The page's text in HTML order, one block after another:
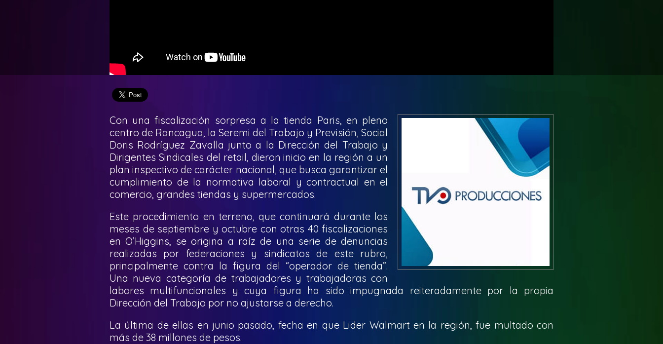
Con una fiscalización sorpresa a la tienda Paris, en pleno
centro de Rancagua, la Seremi del Trabajo y Previsión, Social
Doris Rodríguez Zavalla junto a la Dirección del Trabajo y
Dirigentes Sindicales del retail, dieron inicio en la región a un
plan inspectivo de carácter nacional, que busca garantizar el
cumplimiento de la normativa laboral y contractual en el
comercio, grandes tiendas y supermercados.
Este procedimiento en terreno, que continuará durante los
meses de septiembre y octubre con otras 40 fiscalizaciones
en O’Higgins, se origina a raíz de una serie de denuncias
realizadas por federaciones y sindicatos de este rubro,
principalmente contra la figura del “operador de tienda”.
Una nueva categoría de trabajadores y trabajadoras con
labores multifuncionales y cuya figura ha sido impugnada reiteradamente por la propia
Dirección del Trabajo por no ajustarse a derecho.
La última de ellas en junio pasado, fecha en que Lider Walmart en la región, fue multado con
más de 38 millones de pesos.